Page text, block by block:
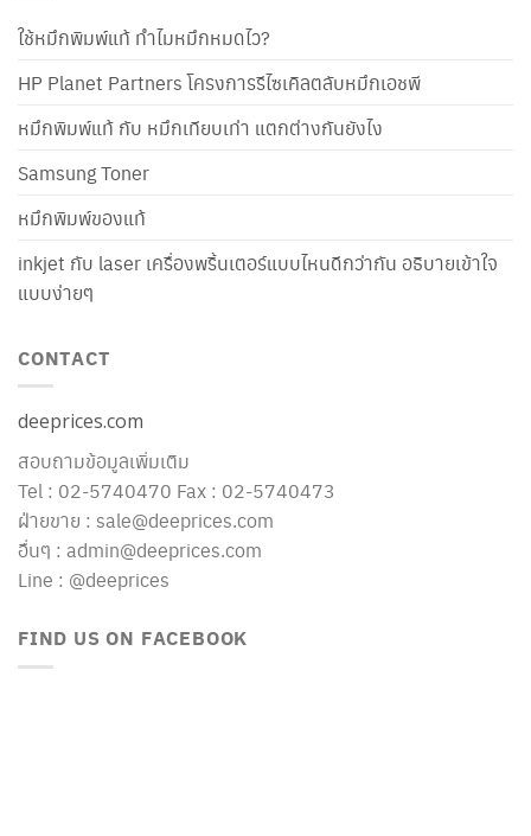
ใช้หมึกพิมพ์แท้ ทำไมหมึกหมดไว?
HP Planet Partners โครงการรีไซเคิลตลับหมึกเอชพี
หมึกพิมพ์แท้ กับ หมึกเทียบเท่า แตกต่างกันยังไง
Samsung Toner
หมึกพิมพ์ของแท้
inkjet กับ laser เครื่องพริ้นเตอร์แบบไหนดีกว่ากัน อธิบายเข้าใจ
แบบง่ายๆ
CONTACT
deeprices.com
สอบถามข้อมูลเพิ่มเติม
Tel : 02-5740470 Fax : 02-5740473
ฝ่ายขาย : sale@deeprices.com
อื่นๆ : admin@deeprices.com
Line : @deeprices
FIND US ON FACEBOOK